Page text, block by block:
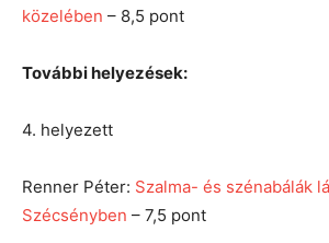
közelében – 8,5 pont
További helyezések:
4. helyezett
Renner Péter: Szalma- és szénabálák
Szécsényben – 7,5 pont